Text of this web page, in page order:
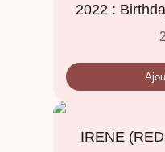
2022 :
IRENE